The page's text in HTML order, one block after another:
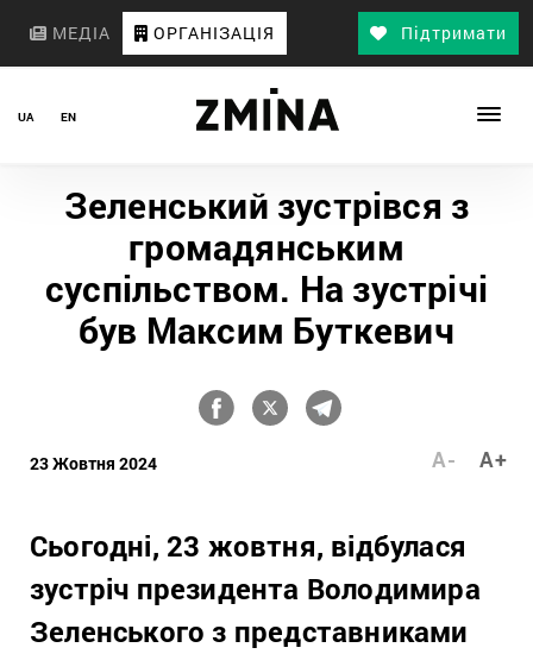
МЕДІА ОРГАНІЗАЦІЯ Підтримати
UA EN
Зеленський зустрівся з
громадянським
суспільством. На зустрічі
був Максим Буткевич
23 Жовтня 2024 A+
A-
Сьогодні, 23 жовтня, відбулася
зустріч президента Володимира
Зеленського з представниками